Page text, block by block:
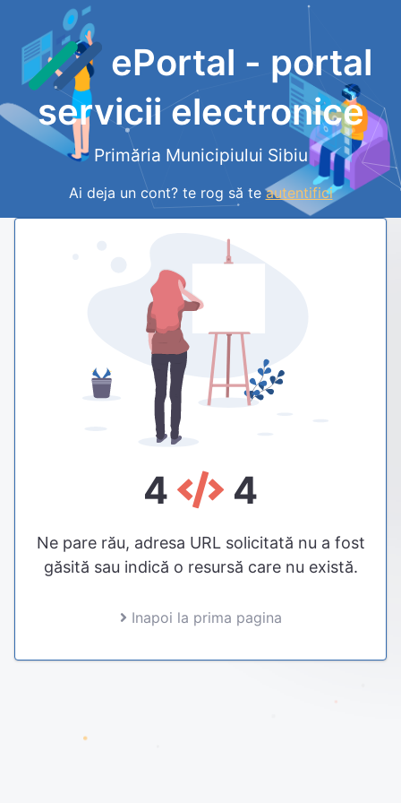
ePortal - portal
servicii electronice
Primăria Municipiului Sibiu
Ai deja un cont? te rog să teautentifici
4 4
Ne pare rău, adresa URL solicitată nu a fost
găsită sau indică o resursă care nu există.
Inapoi la prima pagina